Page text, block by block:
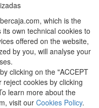
which is the
own technical cookies to
offered on the website,
by you, will analyse your
clicking on the "ACCEPT
cookies by clicking
learn more about the
visit our Cookies Policy.